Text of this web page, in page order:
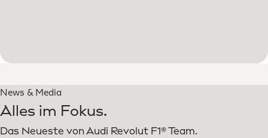
News & Media
Alles im Fokus.
Das Neueste von Audi Revolut F1® Team.